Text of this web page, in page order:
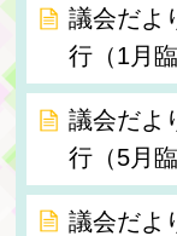
議会だよ
行（1月
議会だよ
行（5月
議会だよ